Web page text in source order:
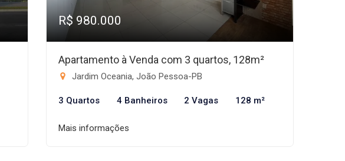
R$ 980.000
Apartamento à Venda com 3 quartos, 128m²
Jardim Oceania, João Pessoa-PB
3 Quartos 4 Banheiros 2 Vagas 128 m²
Mais informações